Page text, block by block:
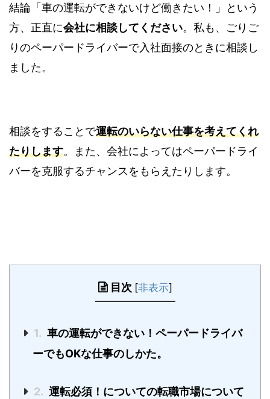
結論「車の運転ができないけど働きたい！」という
方、正直に会社に相談してください。私も、ごりご
りのペーパードライバーで入社面接のときに相談し
ました。
相談をすることで運転のいらない仕事を考えてくれ
たりします。また、会社によってはペーパードライ
バーを克服するチャンスをもらえたりします。
目次 [非表示]
1. 車の運転ができない！ペーパードライバ
ーでもOKな仕事のしかた。
2. 運転必須！についての転職市場について